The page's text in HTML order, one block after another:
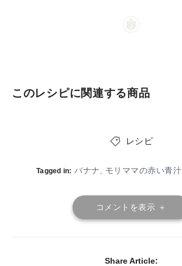
このレシピに関連する商品
レシピ
Tagged in: バナナ モリママの赤い青汁
コメントを表示 ＋
Share Article: